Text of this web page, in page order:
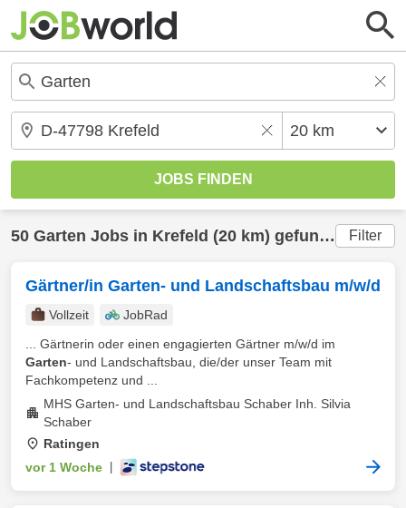
50 Garten Jobs in Krefeld (20 km) gefunden Filter
Gärtner/in Garten- und Landschaftsbau m/w/d
Vollzeit
JobRad
... Gärtnerin oder einen engagierten Gärtner m/w/d im
Garten- und Landschaftsbau, die/der unser Team mit
Fachkompetenz und ...
MHS Garten- und Landschaftsbau Schaber Inh. Silvia
Schaber
Ratingen
vor 1 Woche